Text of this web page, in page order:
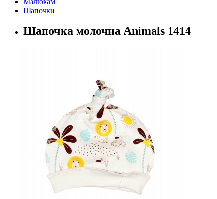
Малюкам
Шапочки
Шапочка молочна Animals 1414